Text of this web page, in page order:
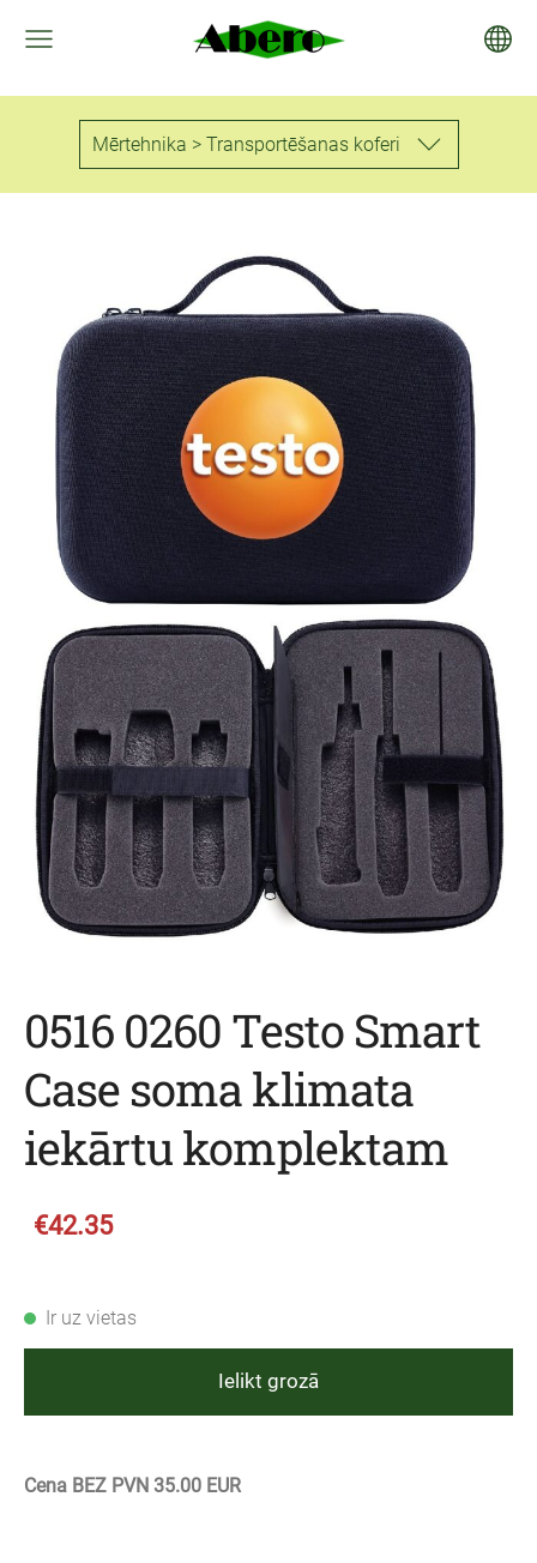
Mērtehnika > Transportēšanas koferi
0516 0260 Testo Smart
Case soma klimata
iekārtu komplektam
€42.35
Ir uz vietas
Ielikt grozā
Cena BEZ PVN 35.00 EUR